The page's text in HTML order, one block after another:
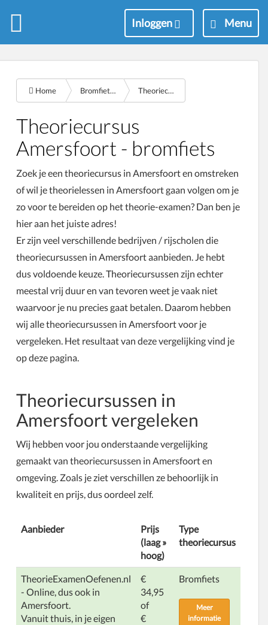
M
e
Menu
Inloggen
Home Bromfiets theorie examen Theoriecursus Amersfoort
Theoriecursus
Amersfoort - bromfiets
Zoek je een theoriecursus in Amersfoort en omstreken
of wil je theorielessen in Amersfoort gaan volgen om je
zo voor te bereiden op het theorie-examen? Dan ben je
hier aan het juiste adres!
Er zijn veel verschillende bedrijven / rijscholen die
theoriecursussen in Amersfoort aanbieden. Je hebt
dus voldoende keuze. Theoriecursussen zijn echter
meestal vrij duur en van tevoren weet je vaak niet
waarvoor je nu precies gaat betalen. Daarom hebben
wij alle theoriecursussen in Amersfoort voor je
vergeleken. Het resultaat van deze vergelijking vind je
op deze pagina.
Theoriecursussen in
Amersfoort vergeleken
Wij hebben voor jou onderstaande vergelijking
gemaakt van theoriecursussen in Amersfoort en
omgeving. Zoals je ziet verschillen ze behoorlijk in
kwaliteit en prijs, dus oordeel zelf.
Aanbieder
Prijs
(laag »
hoog)
Type
theoriecursus
TheorieExamenOefenen.nl
- Online, dus ook in
Amersfoort.
Vanuit thuis, in je eigen
€
34,95
of
€
Bromfiets
Meer
informatie